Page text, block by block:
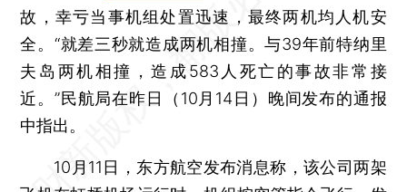
故，幸亏当事机组处置迅速，最终两机均人机安
全。“就差三秒就造成两机相撞。与39年前特纳里
夫岛两机相撞，造成583人死亡的事故非常接
近。”民航局在昨日（10月14日）晚间发布的通报
中指出。
10月11日，东方航空发布消息称，该公司两架